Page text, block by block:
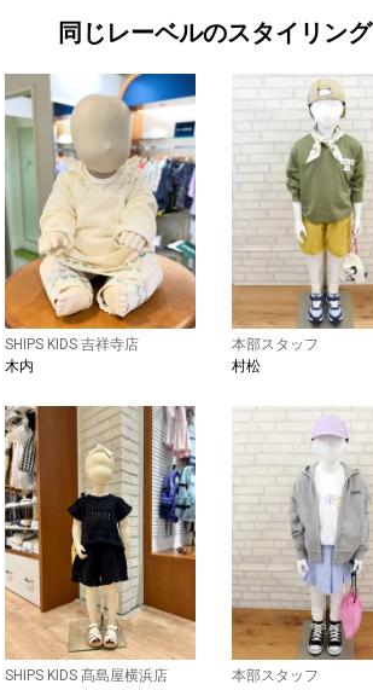
同じレーベルのスタイリング
SHIPS KIDS 吉祥寺店
木内
本部スタッフ
村松
SHIPS KIDS 髙島屋横浜店
本部スタッフ